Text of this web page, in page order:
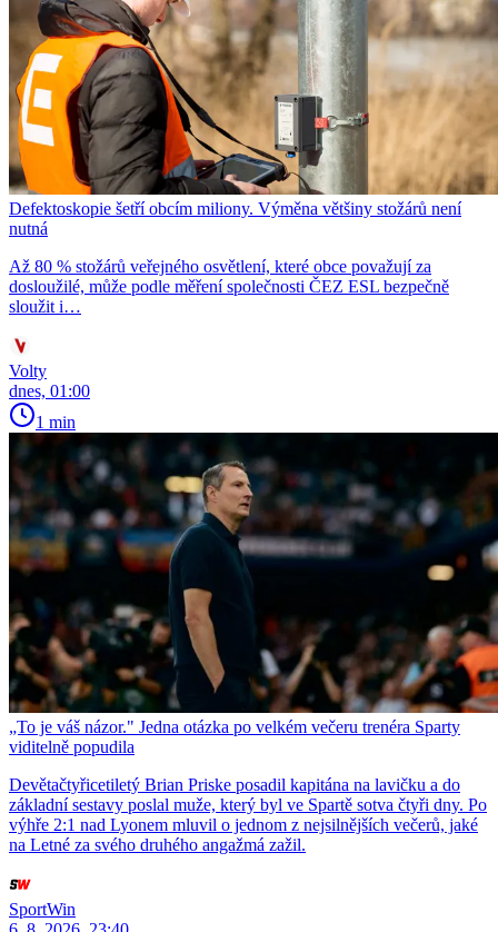
Defektoskopie šetří obcím miliony. Výměna většiny stožárů není
nutná
Až 80 % stožárů veřejného osvětlení, které obce považují za
dosloužilé, může podle měření společnosti ČEZ ESL bezpečně
sloužit i…
Volty
dnes, 01:00
1 min
„To je váš názor." Jedna otázka po velkém večeru trenéra Sparty
viditelně popudila
Devětačtyřicetiletý Brian Priske posadil kapitána na lavičku a do
základní sestavy poslal muže, který byl ve Spartě sotva čtyři dny. Po
výhře 2:1 nad Lyonem mluvil o jednom z nejsilnějších večerů, jaké
na Letné za svého druhého angažmá zažil.
SportWin